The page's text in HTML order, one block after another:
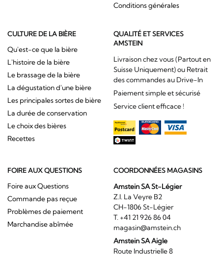
Conditions générales
CULTURE DE LA BIÈRE
Qu'est-ce que la bière
L'histoire de la bière
Le brassage de la bière
La dégustation d'une bière
Les principales sortes de bière
La durée de conservation
Le choix des bières
Recettes
QUALITÉ ET SERVICES
AMSTEIN
Livraison chez vous (Partout en
Suisse Uniquement) ou Retrait
des commandes au Drive-In
Paiement simple et sécurisé
Service client efficace !
FOIRE AUX QUESTIONS
Foire aux Questions
Commande pas reçue
Problèmes de paiement
Marchandise abîmée
COORDONNÉES MAGASINS
Amstein SA St-Légier
Z.I. La Veyre B2
CH-1806 St-Légier
T. +41 21 926 86 04
magasin@amstein.ch
Amstein SA Aigle
Route Industrielle 8